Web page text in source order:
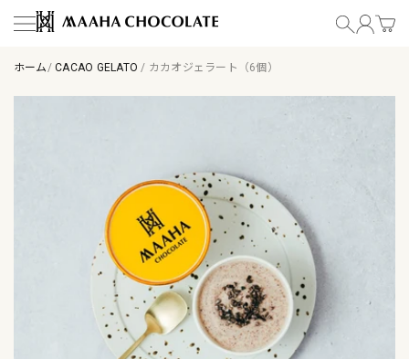
コンテンツにスキップ
MAAHA CHOCOLATE
ホーム/ CACAO GELATO / カカオジェラート（6個）